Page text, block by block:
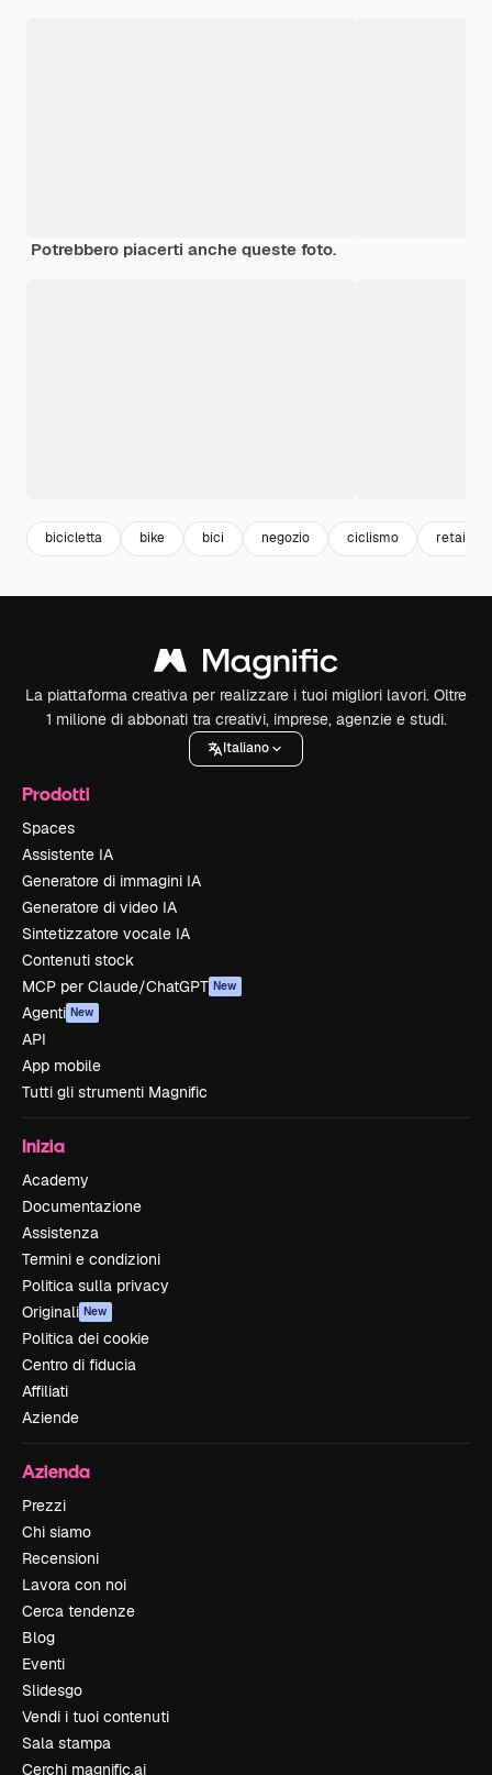
Potrebbero piacerti anche queste foto.
bicicletta bike bici negozio ciclismo retail
La piattaforma creativa per realizzare i tuoi migliori lavori. Oltre
1 milione di abbonati tra creativi, imprese, agenzie e studi.
Italiano
Prodotti
Spaces
Assistente IA
Generatore di immagini IA
Generatore di video IA
Sintetizzatore vocale IA
Contenuti stock
MCP per Claude/ChatGPT New
Agenti New
API
App mobile
Tutti gli strumenti Magnific
Inizia
Academy
Documentazione
Assistenza
Termini e condizioni
Politica sulla privacy
Originali New
Politica dei cookie
Centro di fiducia
Affiliati
Aziende
Azienda
Prezzi
Chi siamo
Recensioni
Lavora con noi
Cerca tendenze
Blog
Eventi
Slidesgo
Vendi i tuoi contenuti
Sala stampa
Cerchi magnific.ai